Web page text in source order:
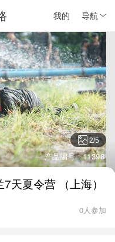
我的 导航
2/5
产品编号：11398
天夏令营 （上海）
0人参加